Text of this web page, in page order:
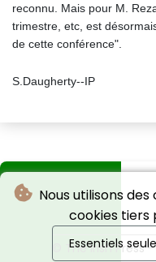
Nous utilisons
cookies tiers
Essentiels
reconnu. Mais pour M.
trimestre, etc, est
de cette conférence".
S.Daugherty--IP
© The Irish Press